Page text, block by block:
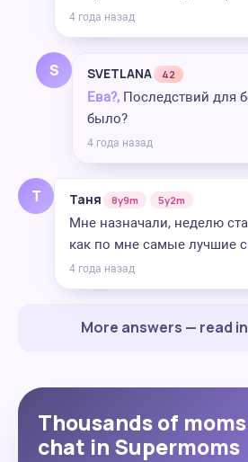
4 года назад
S SVETLANA 42
Ева?, Последствий для
было?
4 года назад
Т Таня 8y9m 5y2m
Мне назначали, неделю
как по мне самые лучшие
4 года назад
More answers — read
Thousands of
chat in Supermoms